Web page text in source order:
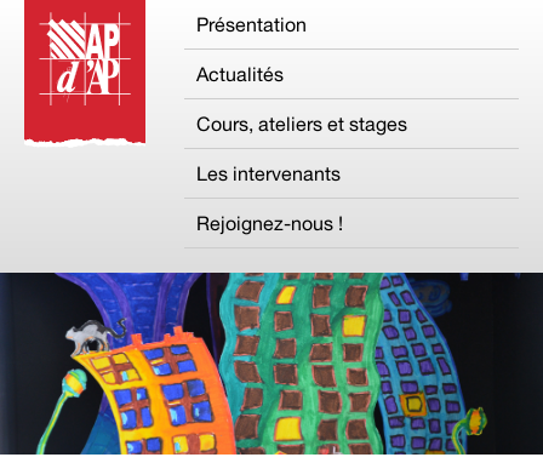
Présentation
Actualités
Cours, ateliers et stages
Les intervenants
Rejoignez-nous !